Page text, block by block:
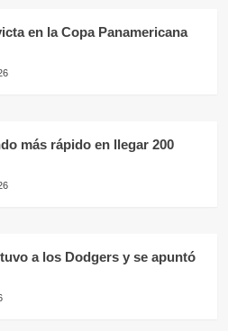
en la Copa Panamericana
más rápido en llegar 200
a los Dodgers y se apuntó